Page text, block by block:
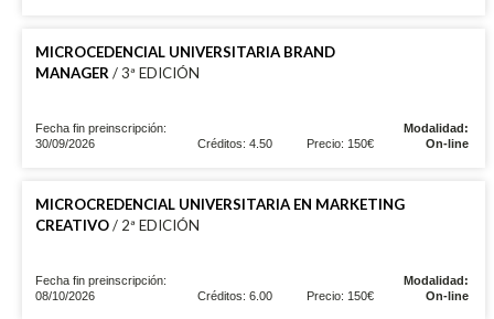
MICROCEDENCIAL UNIVERSITARIA BRAND
MANAGER / 3ª EDICIÓN
Fecha fin preinscripción:
30/09/2026
Créditos: 4.50 Precio: 150€
Modalidad:
On-line
MICROCREDENCIAL UNIVERSITARIA EN MARKETING
CREATIVO/ 2ª EDICIÓN
Fecha fin preinscripción:
08/10/2026
Créditos: 6.00 Precio: 150€
Modalidad:
On-line